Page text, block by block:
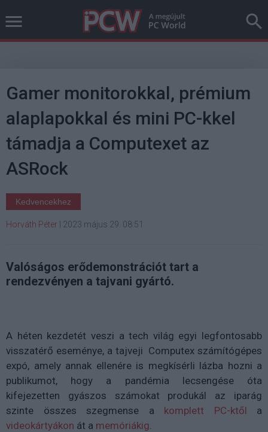
Gamer monitorokkal, prémium
alaplapokkal és mini PC-kkel
támadja a Computexet az
ASRock
Kedvencekhez
Horváth Péter 2023 május 29. 08:51
Valóságos erődemonstrációt tart a
rendezvényen a tajvani gyártó.
A héten kezdetét veszi a tech világ egyi legfontosabb
visszatérő eseménye, a tajveji Computex számítógépes
expó, amely annak ellenére is megkísérli lázba hozni a
publikumot, hogy a pandémia lecsengése óta
kifejezetten gyászos számokat produkál az iparág
szinte összes szegmense a komplett PC-ktől a
videokártyákon át a memóriákig.